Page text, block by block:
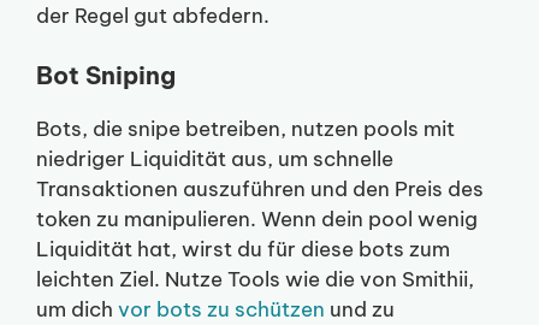
der Regel gut abfedern.
Bot Sniping
Bots, die snipe betreiben, nutzen pools mit
niedriger Liquidität aus, um schnelle
Transaktionen auszuführen und den Preis des
token zu manipulieren. Wenn dein pool wenig
Liquidität hat, wirst du für diese bots zum
leichten Ziel. Nutze Tools wie die von Smithii,
um dich vor bots zu schützen und zu